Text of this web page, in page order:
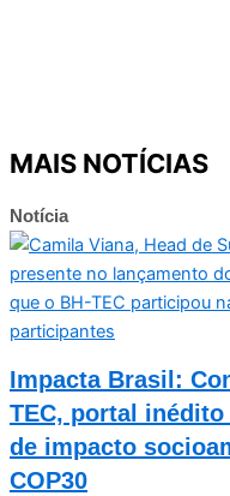
MAIS NOTÍCIAS
Notícia
Impacta Brasil:
TEC, portal
de impacto
COP30